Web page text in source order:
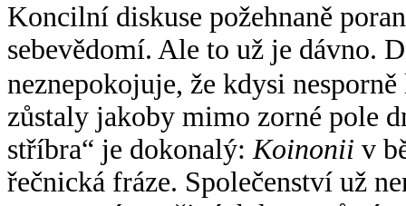
Koncilní diskuse požehnaně
sebevědomí. Ale to už je dávno.
neznepokojuje, že kdysi
zůstaly jakoby mimo zorné pole
stříbra“ je dokonalý: Koinonii v
řečnická fráze. Společenství už